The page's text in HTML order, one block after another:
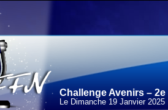
Challenge Avenirs – 2e
Le Dimanche 19 Janvier 2025